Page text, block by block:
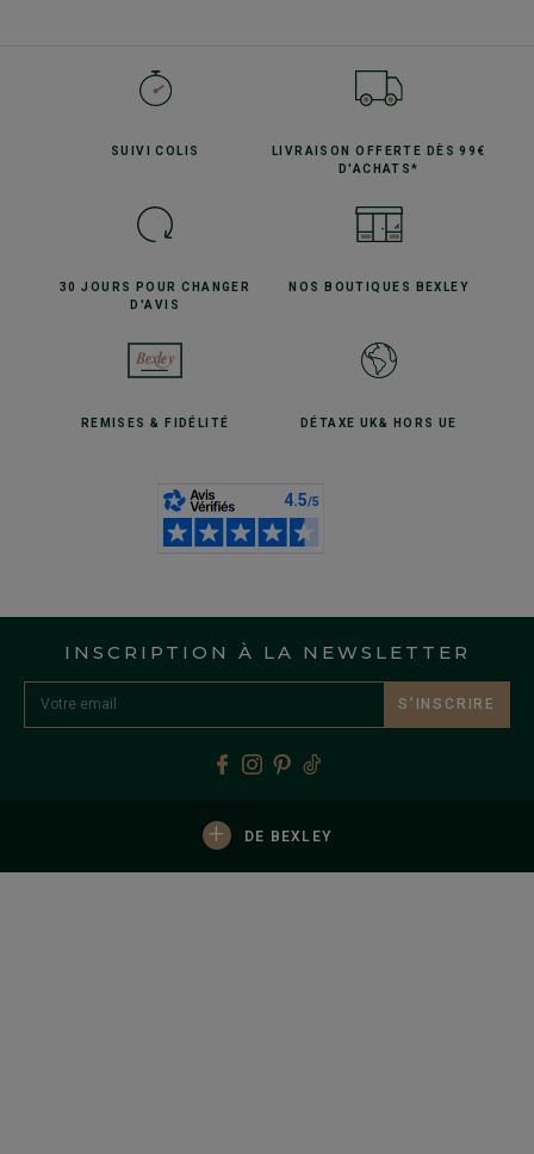
SUIVICOLIS LIVRAISON OFFERTE
DÈS 99€
D'ACHATS*
30 JOURS POURCHANGER
D'AVIS
NOS BOUTIQUES BEXLEY
REMISES& FIDÉLITÉ DÉTAXE UK& HORS UE
INSCRIPTION À LA NEWSLETTER
S’INSCRIRE
+ DE BEXLEY